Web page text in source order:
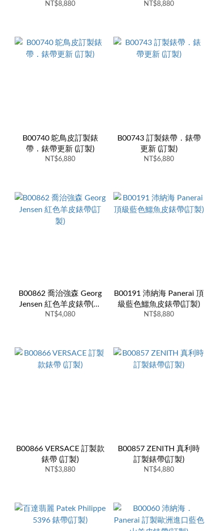
NT$8,880
級尼羅河鱷腹皮錶帶
NT$8,880
B00740 鴕鳥皮訂製錶
帶．錶帶更新 (訂製)
NT$6,880
B00743 訂製錶帶．錶帶
更新 (訂製)
NT$6,880
B00862 喬治強森 Georg
Jensen 紅色羊皮錶帶(訂
製)
NT$4,080
B00191 沛納海 Panerai 頂
級藍色鱷魚皮錶帶(訂製)
NT$8,880
B00866 VERSACE 訂製款
錶帶 (訂製)
NT$3,880
B00857 ZENITH 真利時
訂製錶帶(訂製)
NT$4,880